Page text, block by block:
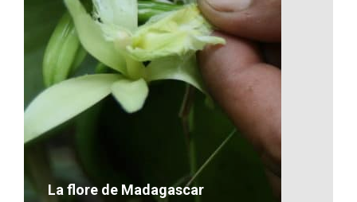
La faune de Madagascar
La flore de Madagascar